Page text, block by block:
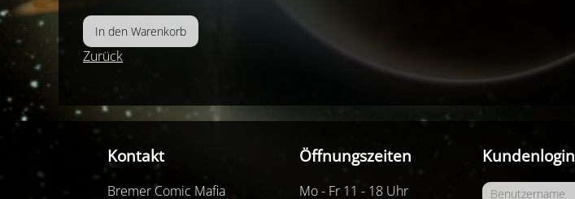
Zurück
Kontakt
Bremer Comic Mafia
Öffnungszeiten
Mo - Fr 11 - 18 Uhr
Kundenlogin